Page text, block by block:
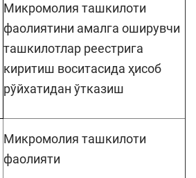
Микромолия ташкилоти
фаолиятини амалга оширувчи
ташкилотлар реестрига
киритиш воситасида ҳисоб
рўйхатидан ўтказиш
Микромолия ташкилоти
фаолияти